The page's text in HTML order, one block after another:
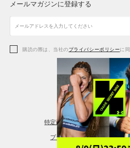
アクセサリー
アクセサリー
シューズ
アクセサリー
レギンス＆タイツ
シューズ
メールマガジンに登録する
購読の際は、当社のプライバシーポリシーに
特定商取引法に基づく通販の表
プライバシーポリシー